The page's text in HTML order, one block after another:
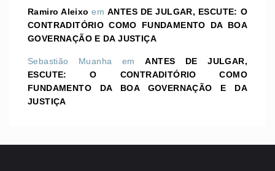
Ramiro Aleixo emANTES DE JULGAR, ESCUTE: O
CONTRADITÓRIO COMO FUNDAMENTO DA BOA
GOVERNAÇÃO E DA JUSTIÇA
Sebastião Muanha emANTES DE JULGAR,
ESCUTE: O CONTRADITÓRIO COMO
FUNDAMENTO DA BOA GOVERNAÇÃO E DA
JUSTIÇA